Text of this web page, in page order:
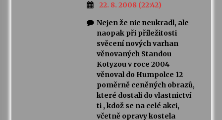
22. 8. 2008 (22:42)
Nejen že nic neukradl, ale
naopak při příležitosti
svěcení nových varhan
věnovaných Standou
Kotyzou v roce 2004
věnoval do Humpolce 12
poměrně ceněných obrazů,
které dostali do vlastnictví
ti , kdož se na celé akci,
včetně opravy kostela